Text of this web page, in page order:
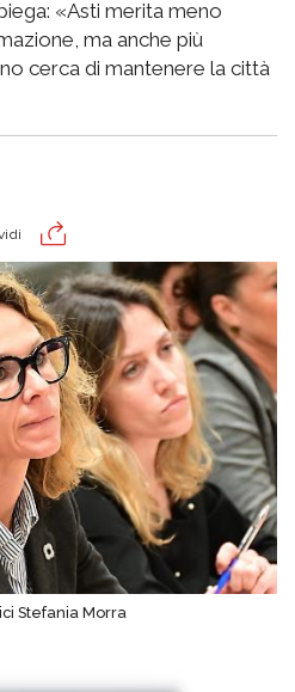
«Asti merita meno
ma anche più
cerca di mantenere la città
Stefania Morra